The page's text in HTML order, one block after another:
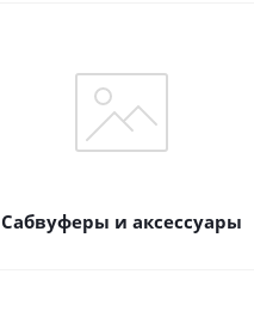
Сабвуферы и аксессуары